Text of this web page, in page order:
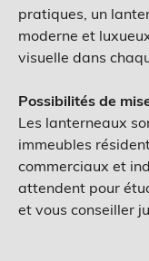
pratiques, un
moderne et
visuelle dans
Possibilités de
Les lanterneaux
immeubles
commerciaux et
attendent pour
et vous conseiller